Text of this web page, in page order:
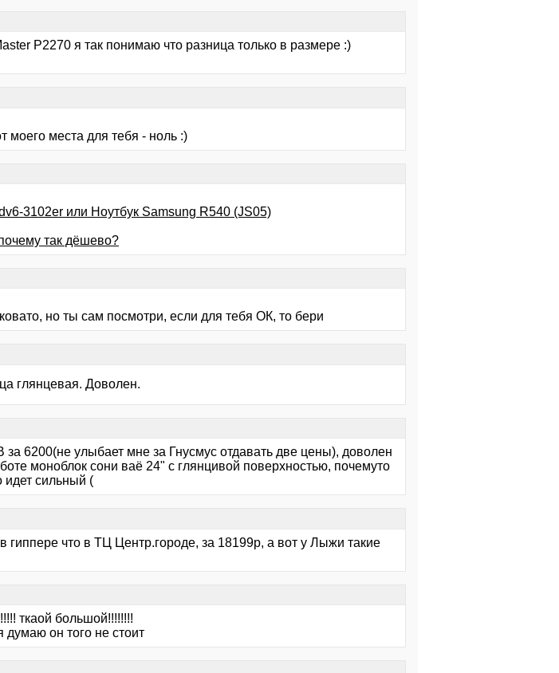
P2270 я так понимаю что разница только в размере :)
моего места для тебя - ноль :)
3102er или Ноутбук Samsung R540 (JS05)
так дёшево?
но ты сам посмотри, если для тебя ОК, то бери
глянцевая. Доволен.
6200(не улыбает мне за Гнусмус отдавать две цены), доволен
моноблок сони ваё 24" с глянцивой поверхностью, почемуто
идет сильный (
гиппере что в ТЦ Центр.городе, за 18199р, а вот у Лыжи такие
ткаой большой!!!!!!!!
думаю он того не стоит